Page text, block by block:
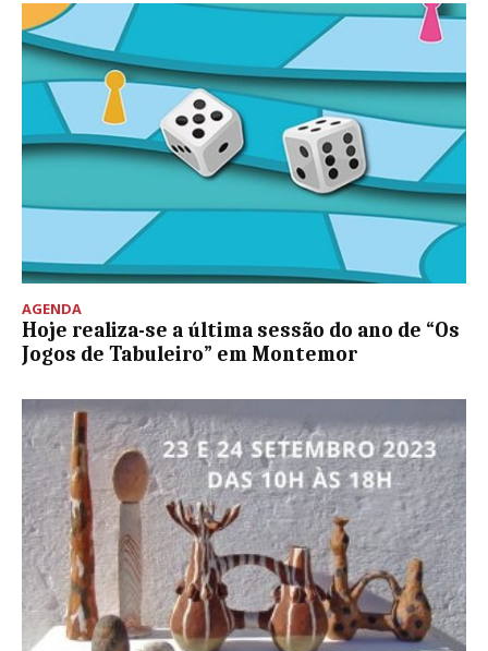
AGENDA
Hoje realiza-se a última sessão do ano de “Os
Jogos de Tabuleiro” em Montemor